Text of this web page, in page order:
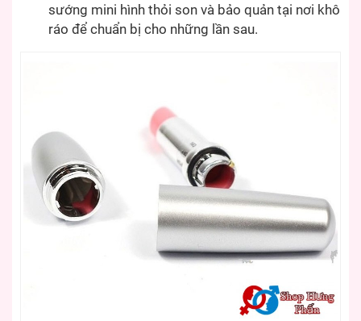
sướng mini hình thỏi son và bảo quản tại nơi khô
ráo để chuẩn bị cho những lần sau.